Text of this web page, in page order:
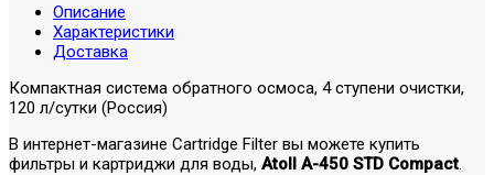
Описание
Характеристики
Доставка
Компактная система обратного осмоса, 4 ступени очистки,
120 л/сутки (Россия)
В интернет-магазине Cartridge Filter вы можете купить
фильтры и картриджи для воды, Atoll A-450 STD Compact.